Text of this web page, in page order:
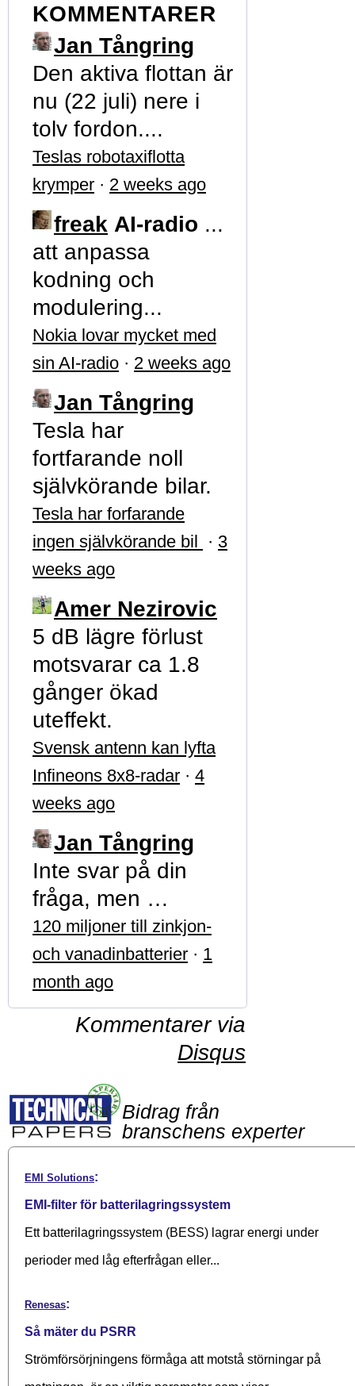
KOMMENTARER
Jan Tångring
Den aktiva flottan är
nu (22 juli) nere i
tolv fordon....
Teslas robotaxiflotta
krymper · 2 weeks ago
freak AI-radio ...
att anpassa
kodning och
modulering...
Nokia lovar mycket med
sin AI-radio · 2 weeks ago
Jan Tångring
Tesla har
fortfarande noll
självkörande bilar.
Tesla har forfarande
ingen självkörande bil · 3
weeks ago
Amer Nezirovic
5 dB lägre förlust
motsvarar ca 1.8
gånger ökad
uteffekt.
Svensk antenn kan lyfta
Infineons 8x8-radar · 4
weeks ago
Jan Tångring
Inte svar på din
fråga, men …
120 miljoner till zinkjon-
och vanadinbatterier · 1
month ago
Kommentarer via
Disqus
Bidrag från
branschens experter
EMI Solutions:
EMI-filter för batterilagringssystem
Ett batterilagringssystem (BESS) lagrar energi under
perioder med låg efterfrågan eller...
Renesas:
Så mäter du PSRR
Strömförsörjningens förmåga att motstå störningar på